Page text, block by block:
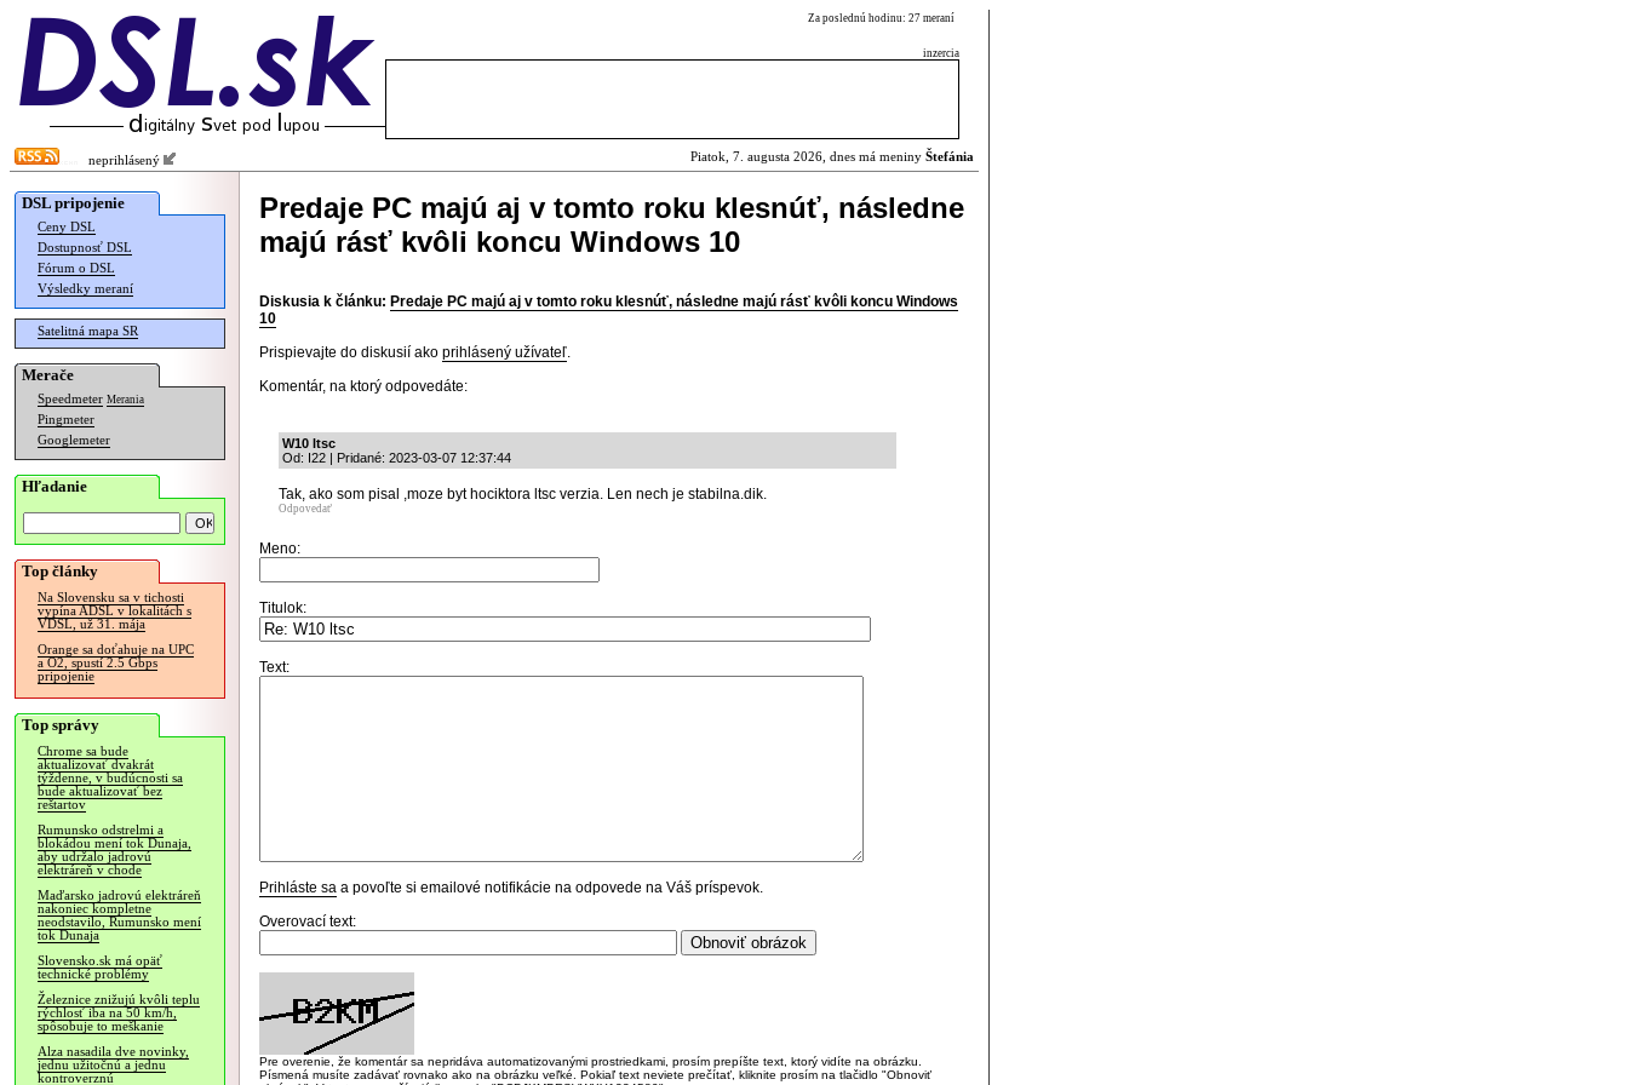
Za poslednú hodinu: 27 meraní
inzercia
neprihlásený Piatok, 7. augusta 2026, dnes má meniny Štefánia
DSL pripojenie
Ceny DSL
Dostupnosť DSL
Fórum o DSL
Výsledky meraní
Satelitná mapa SR
Merače
Speedmeter Merania
Pingmeter
Googlemeter
Hľadanie
Top články
Na Slovensku sa v tichosti
vypína ADSL v lokalitách s
VDSL, už 31. mája
Orange sa doťahuje na UPC
a O2, spustí 2.5 Gbps
pripojenie
Top správy
Chrome sa bude
aktualizovať dvakrát
týždenne, v budúcnosti sa
bude aktualizovať bez
reštartov
Rumunsko odstrelmi a
blokádou mení tok Dunaja,
aby udržalo jadrovú
elektráreň v chode
Maďarsko jadrovú elektráreň
nakoniec kompletne
neodstavilo, Rumunsko mení
tok Dunaja
Slovensko.sk má opäť
technické problémy
Železnice znižujú kvôli teplu
rýchlosť iba na 50 km/h,
spôsobuje to meškanie
Alza nasadila dve novinky,
jednu užitočnú a jednu
kontroverznú
Predaje PC majú aj v tomto roku klesnúť, následne
majú rásť kvôli koncu Windows 10
Diskusia k článku: Predaje PC majú aj v tomto roku klesnúť, následne majú rásť kvôli koncu Windows
10
Prispievajte do diskusií ako prihlásený užívateľ.
Komentár, na ktorý odpovedáte:
W10 ltsc
Od: I22 | Pridané: 2023-03-07 12:37:44
Tak, ako som pisal ,moze byt hociktora ltsc verzia. Len nech je stabilna.dik.
Odpovedať
Meno:
Titulok:
Text:
Prihláste sa a povoľte si emailové notifikácie na odpovede na Váš príspevok.
Overovací text:
Pre overenie, že komentár sa nepridáva automatizovanými prostriedkami, prosím prepíšte text, ktorý vidíte na obrázku.
Písmená musíte zadávať rovnako ako na obrázku veľké. Pokiaľ text neviete prečítať, kliknite prosím na tlačidlo "Obnoviť